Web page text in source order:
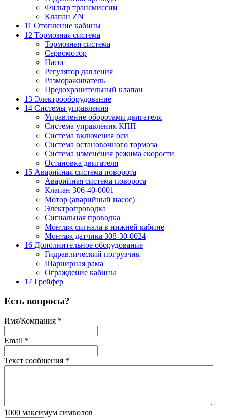
Фильтр трансмиссии
Клапан ZN
11 Отопление кабины
12 Тормозная система
Тормозная система
Сервомотор
Насос
Регулятор давления
Размораживатель
Предохранительный клапан
13 Электрооборудование
14 Системы управления
Управление оборотами двигателя
Система управления КПП
Система включения оси
Система остановочного тормоза
Система изменения режима скорости
Остановка двигателя
15 Аварийная система поворота
Аварийная система поворота
Клапан 306-40-0001
Мотор (аварийный насос)
Электропроводка
Сигнальная проводка
Монтаж сигнала в нижней кабине
Монтаж датчика 308-30-0024
16 Дополнительное оборудование
Гидравлический погрузчик
Шарнирная рама
Ограждение кабины
17 Грейфер
Есть вопросы?
Имя/Компания *
Email *
Текст сообщения *
1000 максимум символов